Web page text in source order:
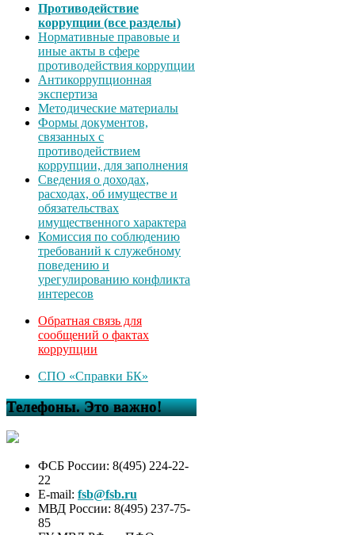
Противодействие
коррупции (все разделы)
Нормативные правовые и
иные акты в сфере
противодействия коррупции
Антикоррупционная
экспертиза
Методические материалы
Формы документов,
связанных с
противодействием
коррупции, для заполнения
Сведения о доходах,
расходах, об имуществе и
обязательствах
имущественного характера
Комиссия по соблюдению
требований к служебному
поведению и
урегулированию конфликта
интересов
Обратная связь для
сообщений о фактах
коррупции
СПО «Справки БК»
Телефоны. Это важно!
ФСБ России: 8(495) 224-22-
22
E-mail: fsb@fsb.ru
МВД России: 8(495) 237-75-
85